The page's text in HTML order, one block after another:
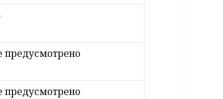
предусмотрено
предусмотрено